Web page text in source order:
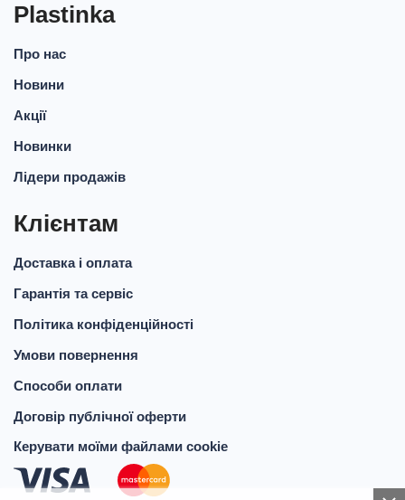
Plastinka
Про нас
Новини
Акції
Новинки
Лідери продажів
Клієнтам
Доставка і оплата
Гарантія та сервіс
Політика конфіденційності
Умови повернення
Способи оплати
Договір публічної оферти
Керувати моїми файлами cookie